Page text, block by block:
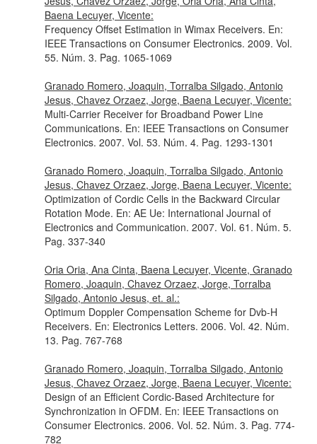
Baena Lecuyer, Vicente:
Frequency Offset Estimation in Wimax Receivers. En:
IEEE Transactions on Consumer Electronics. 2009. Vol.
55. Núm. 3. Pag. 1065-1069
Granado Romero, Joaquin, Torralba Silgado, Antonio
Jesus, Chavez Orzaez, Jorge, Baena Lecuyer, Vicente:
Multi-Carrier Receiver for Broadband Power Line
Communications. En: IEEE Transactions on Consumer
Electronics. 2007. Vol. 53. Núm. 4. Pag. 1293-1301
Granado Romero, Joaquin, Torralba Silgado, Antonio
Jesus, Chavez Orzaez, Jorge, Baena Lecuyer, Vicente:
Optimization of Cordic Cells in the Backward Circular
Rotation Mode. En: AE Ue: International Journal of
Electronics and Communication. 2007. Vol. 61. Núm. 5.
Pag. 337-340
Oria Oria, Ana Cinta, Baena Lecuyer, Vicente, Granado
Romero, Joaquin, Chavez Orzaez, Jorge, Torralba
Silgado, Antonio Jesus, et. al.:
Optimum Doppler Compensation Scheme for Dvb-H
Receivers. En: Electronics Letters. 2006. Vol. 42. Núm.
13. Pag. 767-768
Granado Romero, Joaquin, Torralba Silgado, Antonio
Jesus, Chavez Orzaez, Jorge, Baena Lecuyer, Vicente:
Design of an Efficient Cordic-Based Architecture for
Synchronization in OFDM. En: IEEE Transactions on
Consumer Electronics. 2006. Vol. 52. Núm. 3. Pag. 774-
782